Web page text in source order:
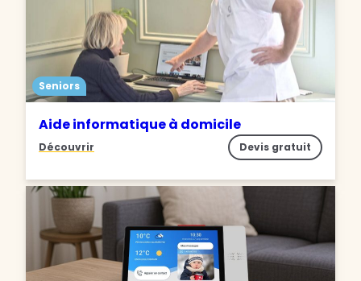
Seniors
Aide informatique à domicile
Découvrir Devis gratuit